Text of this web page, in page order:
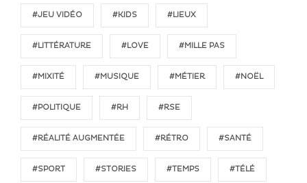
#JEU VIDÉO #KIDS #LIEUX
#LITTÉRATURE #LOVE #MILLE PAS
#MIXITÉ #MUSIQUE #MÉTIER #NOËL
#POLITIQUE #RH #RSE
#RÉALITÉ AUGMENTÉE #RÉTRO #SANTÉ
#SPORT #STORIES #TEMPS #TÉLÉ